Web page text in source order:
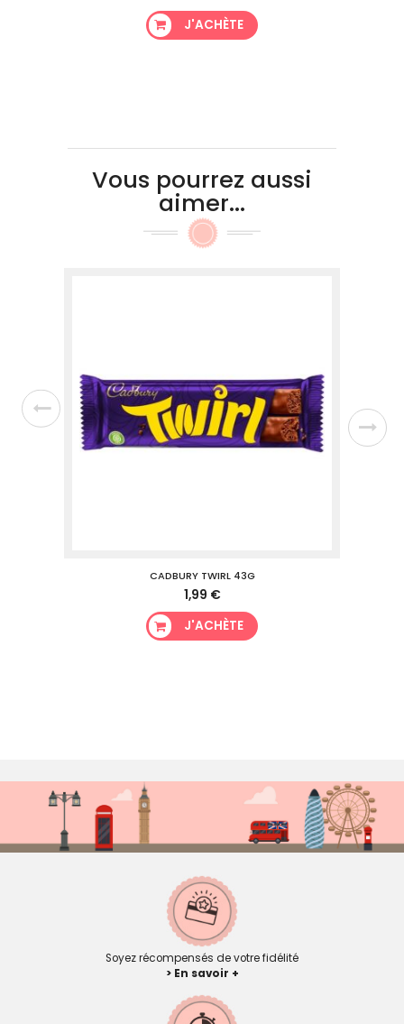
J'ACHÈTE
Vous pourrez aussi
aimer...
CADBURY TWIRL 43G
1,99 €
J'ACHÈTE
Soyez récompensés de votre fidélité
> En savoir +